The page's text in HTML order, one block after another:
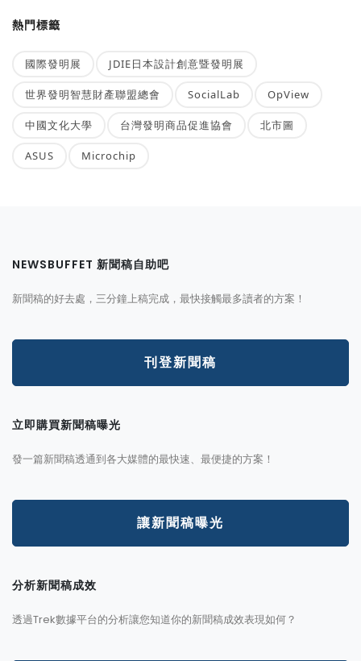
熱門標籤
國際發明展 JDIE日本設計創意暨發明展
世界發明智慧財產聯盟總會 SocialLab OpView
中國文化大學 台灣發明商品促進協會 北市圖
ASUS Microchip
NEWSBUFFET 新聞稿自助吧
新聞稿的好去處，三分鐘上稿完成，最快接觸最多讀者的方案！
刊登新聞稿
立即購買新聞稿曝光
發一篇新聞稿透通到各大媒體的最快速、最便捷的方案！
讓新聞稿曝光
分析新聞稿成效
透過Trek數據平台的分析讓您知道你的新聞稿成效表現如何？